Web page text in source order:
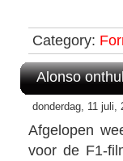
Category:
Alonso
donderdag, 11 juli,
Afgelopen
voor de F1-